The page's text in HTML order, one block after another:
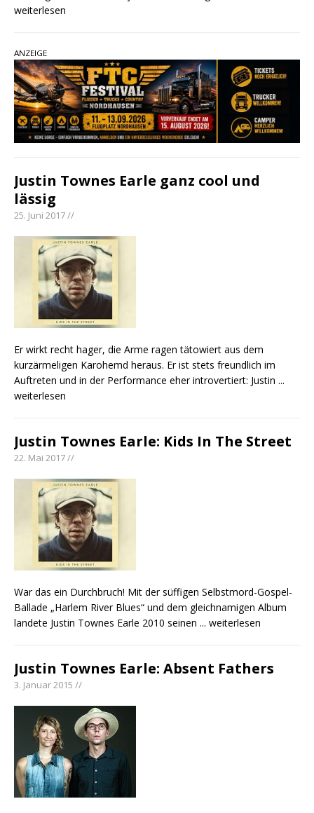
weiterlesen
ANZEIGE
Justin Townes Earle ganz cool und
lässig
25. Juni 2017 //
Er wirkt recht hager, die Arme ragen tätowiert aus dem
kurzärmeligen Karohemd heraus. Er ist stets freundlich im
Auftreten und in der Performance eher introvertiert: Justin ...
weiterlesen
Justin Townes Earle: Kids In The Street
22. Mai 2017 //
War das ein Durchbruch! Mit der süffigen Selbstmord-Gospel-
Ballade „Harlem River Blues“ und dem gleichnamigen Album
landete Justin Townes Earle 2010 seinen ... weiterlesen
Justin Townes Earle: Absent Fathers
3. Januar 2015 //